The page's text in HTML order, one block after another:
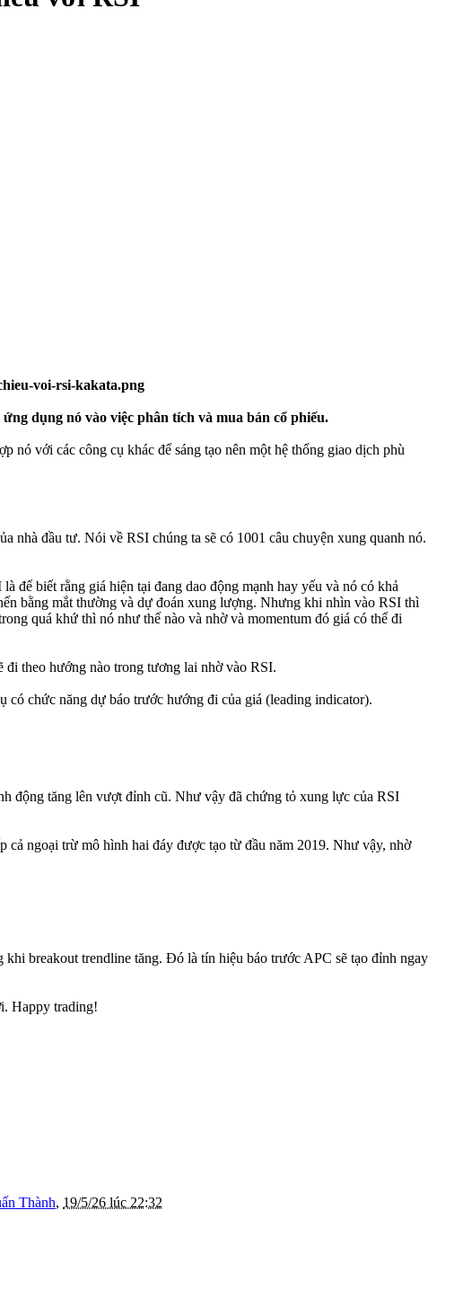
dụng nó vào việc phân tích và mua bán cổ phiếu.
nó với các công cụ khác để sáng tạo nên một hệ thống giao dịch phù
nhà đầu tư. Nói về RSI chúng ta sẽ có 1001 câu chuyện xung quanh nó.
biết rằng giá hiện tại đang dao động mạnh hay yếu và nó có khả
bằng mắt thường và dự đoán xung lượng. Nhưng khi nhìn vào RSI thì
quá khứ thì nó như thế nào và nhờ và momentum đó giá có thể đi
đi theo hướng nào trong tương lai nhờ vào RSI.
chức năng dự báo trước hướng đi của giá (leading indicator).
động tăng lên vượt đỉnh cũ. Như vậy đã chứng tỏ xung lực của RSI
cả ngoại trừ mô hình hai đáy được tạo từ đầu năm 2019. Như vậy, nhờ
breakout trendline tăng. Đó là tín hiệu báo trước APC sẽ tạo đỉnh ngay
Happy trading!
Thành, 19/5/26 lúc 22:32